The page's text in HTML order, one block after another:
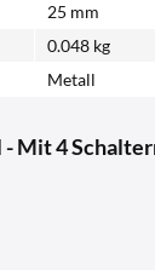
25 mm
0.048 kg
Metall
Mit 4